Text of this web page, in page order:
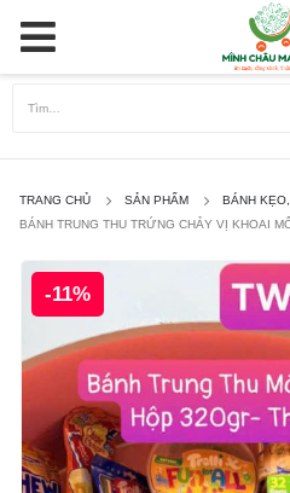
TRANG CHỦ SẢN PHẨM
BÁNH
BÁNH TRUNG THU TRỨNG CHẢY VỊ KHOAI
-11%